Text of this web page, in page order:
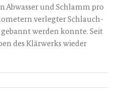
Abwas­ser und Schlamm pro
ver­leg­ter Schlauch­
wer­den konn­te. Seit
des Klär­werks wie­der